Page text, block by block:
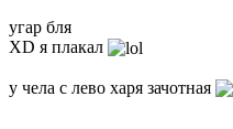
угар бля
XD я плакал
у чела с лево харя зачотная